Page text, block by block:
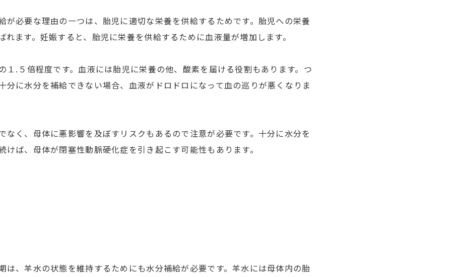
が必要な理由の一つは、胎児に適切な栄養を供給するためです。胎児への栄養
れます。妊娠すると、胎児に栄養を供給するために血液量が増加します。
１.５倍程度です。血液には胎児に栄養の他、酸素を届ける役割もあります。つ
分に水分を補給できない場合、血液がドロドロになって血の巡りが悪くなりま
なく、母体に悪影響を及ぼすリスクもあるので注意が必要です。十分に水分を
けば、母体が閉塞性動脈硬化症を引き起こす可能性もあります。
は、羊水の状態を維持するためにも水分補給が必要です。羊水には母体内の胎